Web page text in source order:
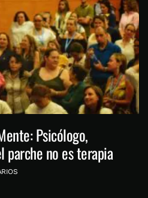
Psicólogo,
parche no es terapia